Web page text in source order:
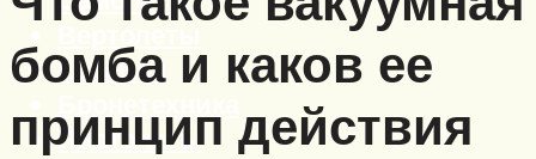
Корабли
Пистолеты
бомба и каков ее
принцип действия